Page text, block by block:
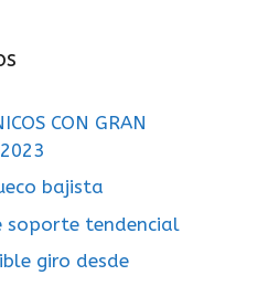
CON GRAN
bajista
soporte tendencial
giro desde